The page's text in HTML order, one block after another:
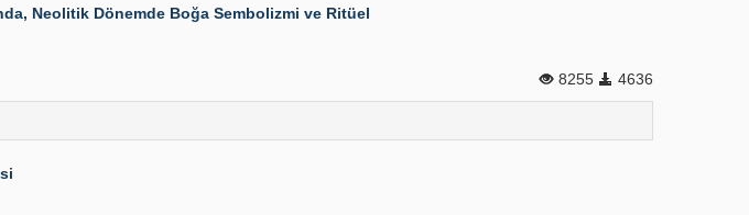
Neolitik Dönemde Boğa Sembolizmi ve Ritüel
8255 4636